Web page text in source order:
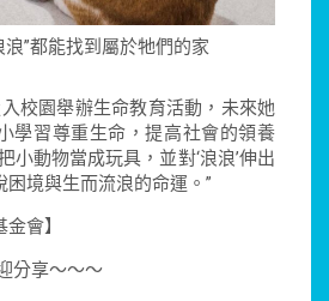
浪”都能找到屬於牠們的家
校園舉辦生命教育活動，未來她
學習尊重生命，提高社會的領養
小動物當成玩具，並對‘浪浪’伸出
境與生而流浪的命運。”
會】
分享～～～